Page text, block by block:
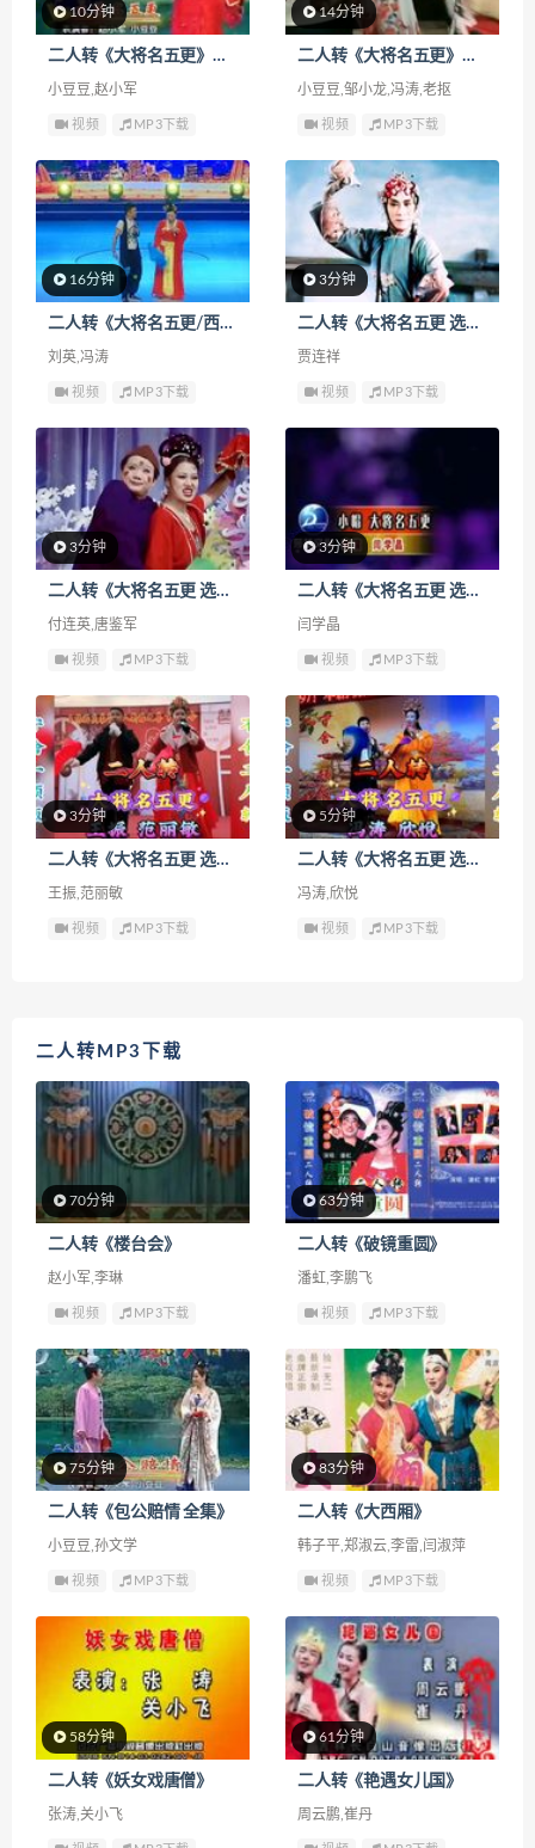
10分钟
二人转《大将名五更》下载
小豆豆,赵小军
视频 MP3下载
14分钟
二人转《大将名五更》下载
小豆豆,邹小龙,冯涛,老抠
视频 MP3下载
16分钟
二人转《大将名五更/西厢写书 选段》下载
刘英,冯涛
视频 MP3下载
3分钟
二人转《大将名五更 选段》下载
贾连祥
视频 MP3下载
3分钟
二人转《大将名五更 选段》下载
付连英,唐鉴军
视频 MP3下载
3分钟
二人转《大将名五更 选段》下载
闫学晶
视频 MP3下载
3分钟
二人转《大将名五更 选段》下载
王振,范丽敏
视频 MP3下载
5分钟
二人转《大将名五更 选段》下载
冯涛,欣悦
视频 MP3下载
二人转MP3下载
70分钟
二人转《楼台会》
赵小军,李琳
视频 MP3下载
63分钟
二人转《破镜重圆》
潘虹,李鹏飞
视频 MP3下载
75分钟
二人转《包公赔情 全集》
小豆豆,孙文学
视频 MP3下载
83分钟
二人转《大西厢》
韩子平,郑淑云,李雷,闫淑萍
视频 MP3下载
58分钟
二人转《妖女戏唐僧》
张涛,关小飞
61分钟
二人转《艳遇女儿国》
周云鹏,崔丹